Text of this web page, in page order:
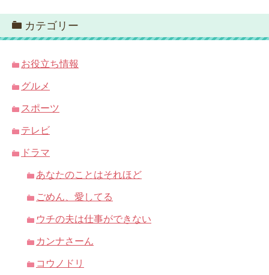
カテゴリー
お役立ち情報
グルメ
スポーツ
テレビ
ドラマ
あなたのことはそれほど
ごめん、愛してる
ウチの夫は仕事ができない
カンナさーん
コウノドリ